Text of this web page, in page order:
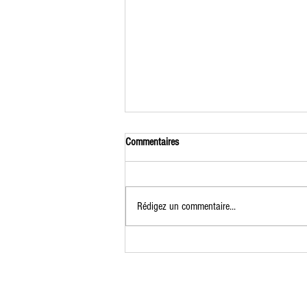
Commentaires
Rédigez un commentaire...